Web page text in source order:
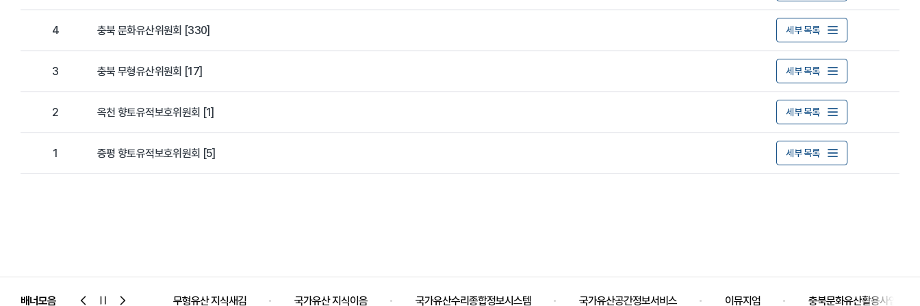
4 충북 문화유산위원회 [330] 세부 목록
3 충북 무형유산위원회 [17] 세부 목록
2 옥천 향토유적보호위원회 [1] 세부 목록
1 증평 향토유적보호위원회 [5] 세부 목록
배너모음
비스 국가유산포털 무형유산 지식새김 국가유산 지식이음 국가유산수리종합정보시스템 국가유산공간정보서비스 이뮤지엄 충북문화유산활용사업